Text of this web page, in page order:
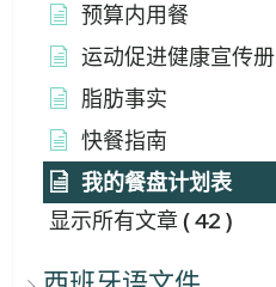
预算内用餐
运动促进健康宣传册
脂肪事实
快餐指南
我的餐盘计划表
显示所有文章 ( 42 )